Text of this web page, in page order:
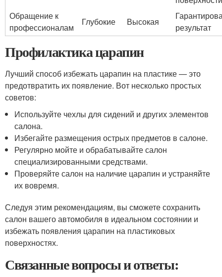
Обращение к
профессионалам
Глубокие Высокая
результат
Профилактика царапин
Лучший способ избежать царапин на пластике — это
предотвратить их появление. Вот несколько простых
советов:
Используйте чехлы для сидений и других элементов
салона.
Избегайте размещения острых предметов в салоне.
Регулярно мойте и обрабатывайте салон
специализированными средствами.
Проверяйте салон на наличие царапин и устраняйте
их вовремя.
Следуя этим рекомендациям, вы сможете сохранить
салон вашего автомобиля в идеальном состоянии и
избежать появления царапин на пластиковых
поверхностях.
Связанные вопросы и ответы: